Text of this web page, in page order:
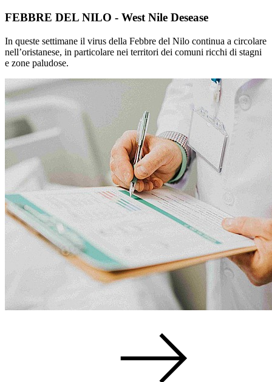
FEBBRE DEL NILO - West Nile Desease
In queste settimane il virus della Febbre del Nilo continua a circolare
nell’oristanese, in particolare nei territori dei comuni ricchi di stagni
e zone paludose.